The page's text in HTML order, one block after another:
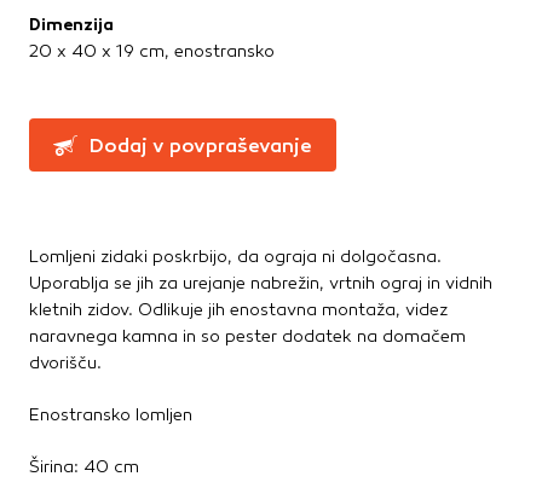
Dimenzija
20 x 40 x 19 cm, enostransko
Dodaj v povpraševanje
Lomljeni zidaki poskrbijo, da ograja ni dolgočasna.
Uporablja se jih za urejanje nabrežin, vrtnih ograj in vidnih
kletnih zidov. Odlikuje jih enostavna montaža, videz
naravnega kamna in so pester dodatek na domačem
dvorišču.
Enostransko lomljen
Širina: 40 cm
Partnerska oglaševalska podjetja jih lahko uporabljajo za
izdelavo profila vaših interesov, ki ga nato uporabijo za
Pri delu uporabljajo edinstveno prepoznavanje vašega
brskalnika in naprave. Če zavrnete uporabo teh piškotkov,
ne boste deležni našega ciljnega spletnega oglaševanja.
Potrdi moje izbire
DOVOLI VSE